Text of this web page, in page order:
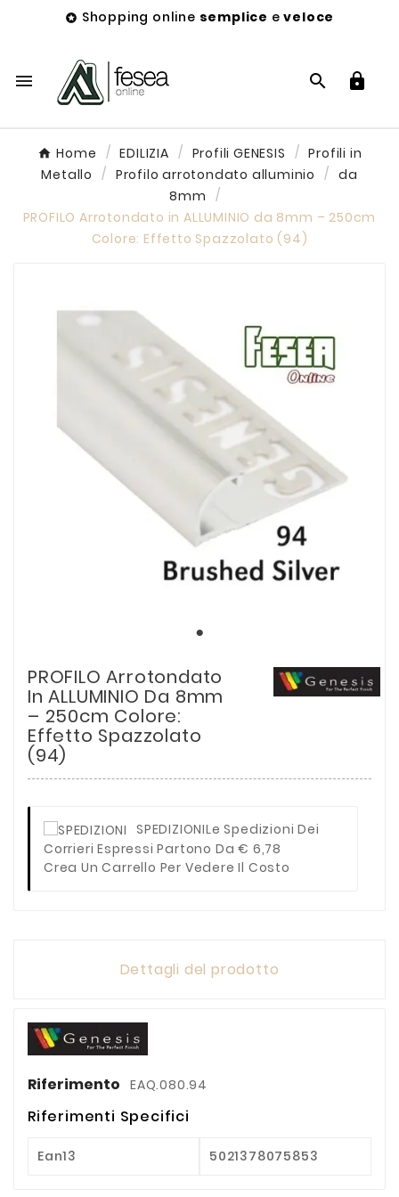
 Shopping online semplice eveloce
  
Home EDILIZIA Profili GENESIS
Profili in
Metallo
Profilo arrotondato alluminio
da
8mm
PROFILO Arrotondato in ALLUMINIO da 8mm – 250cm
Colore: Effetto Spazzolato (94)
PROFILO Arrotondato
In ALLUMINIO Da 8mm
– 250cm Colore:
Effetto Spazzolato
(94)
SPEDIZIONILe Spedizioni Dei
Corrieri Espressi Partono Da € 6,78
Crea Un Carrello Per Vedere Il Costo
Dettagli del prodotto
Riferimento EAQ.080.94
Riferimenti Specifici
Ean13 5021378075853